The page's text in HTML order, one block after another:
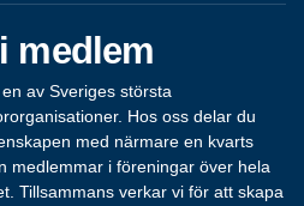
medlem
av Sveriges största
Hos oss delar du
med närmare en kvarts
medlemmar i föreningar över hela
Tillsammans verkar vi för att skapa